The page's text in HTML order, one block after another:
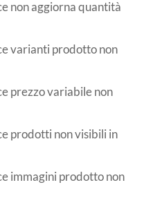
non aggiorna quantità
varianti prodotto non
prezzo variabile non
prodotti non visibili in
immagini prodotto non